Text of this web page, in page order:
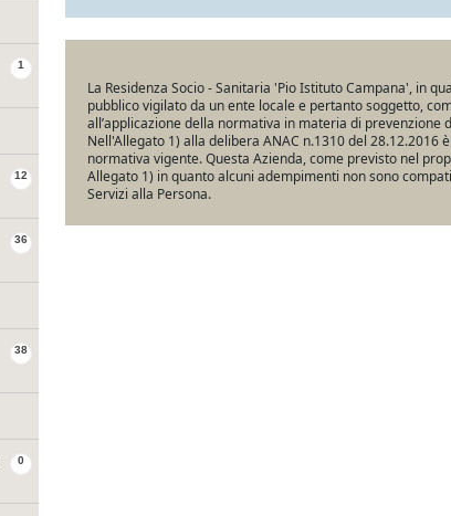
1
12
36
38
0
La Residenza Socio - Sanitaria 'Pio Istituto Campana', in
pubblico vigilato da un ente locale e pertanto soggetto,
all’applicazione della normativa in materia di prevenzione
Nell'Allegato 1) alla delibera ANAC n.1310 del
normativa vigente. Questa Azienda, come previsto nel
Allegato 1) in quanto alcuni adempimenti non sono
Servizi alla Persona.